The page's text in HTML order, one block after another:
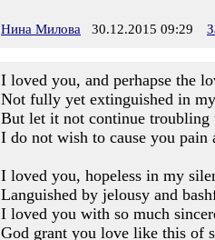
Нина Милова 30.12.2015 09:29
I loved you, and perhapse the
Not fully yet extinguished in
But let it not continue troubling
I do not wish to cause you pain
I loved you, hopeless in my
Languished by jelousy and
I loved you with so much
God grant you love like this of